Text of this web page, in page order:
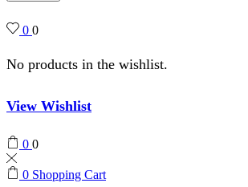
0 0
No products in the wishlist.
View Wishlist
0 0
0 Shopping Cart